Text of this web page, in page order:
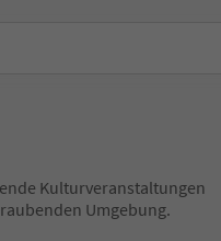
Kulturveranstaltungen
Umgebung.